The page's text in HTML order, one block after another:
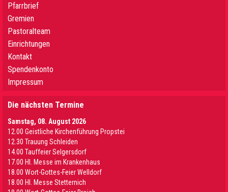
Pfarrbrief
Gremien
Pastoralteam
Einrichtungen
Kontakt
Spendenkonto
Impressum
Die nächsten Termine
Samstag, 08. August 2026
12.00 Geistliche Kirchenführung Propstei
12.30 Trauung Schleiden
14.00 Tauffeier Selgersdorf
17.00 Hl. Messe im Krankenhaus
18.00 Wort-Gottes-Feier Welldorf
18.00 Hl. Messe Stetternich